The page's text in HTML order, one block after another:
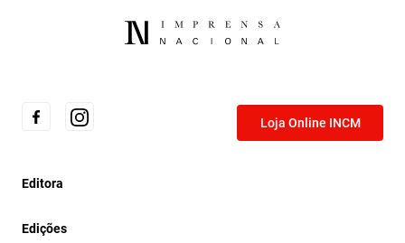
Loja Online INCM
Editora
Edições